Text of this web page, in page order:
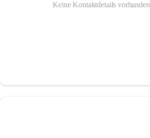
Keine Kontaktdetails vorhanden